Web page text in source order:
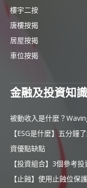
樓宇二按
唐樓按揭
居屋按揭
車位按揭
金融及投資知
被動收入是什麼？
【ESG是什麼】五分鐘
資優點缺點
【投資組合】3個參考
【止蝕】使用止蝕位保